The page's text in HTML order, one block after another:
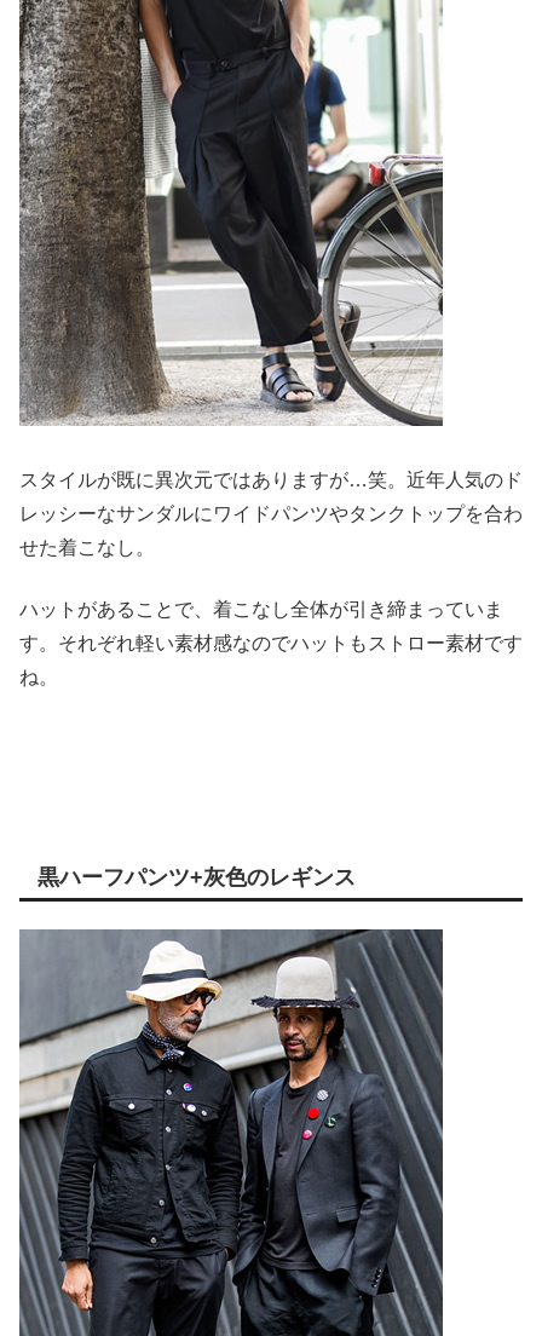
スタイルが既に異次元ではありますが…笑。近年人気のド
レッシーなサンダルにワイドパンツやタンクトップを合わ
せた着こなし。
ハットがあることで、着こなし全体が引き締まっていま
す。それぞれ軽い素材感なのでハットもストロー素材です
ね。
黒ハーフパンツ+灰色のレギンス